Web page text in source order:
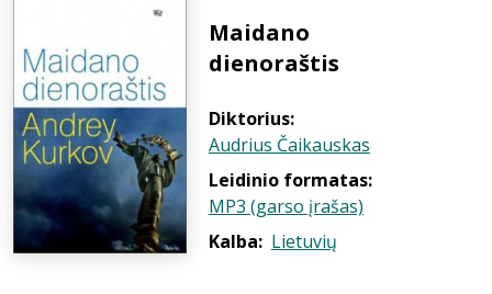
Maidano
dienoraštis
Diktorius:
Audrius Čaikauskas
Leidinio formatas:
MP3 (garso įrašas)
Kalba: Lietuvių